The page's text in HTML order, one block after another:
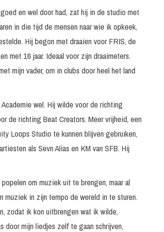
en wel door had, zat hij in de studio met
in die tijd de mensen naar wie ik opkeek,
Hij begon met draaien voor FRIS, de
met 16 jaar. Ideaal voor zijn draaimeters.
mijn vader, om in clubs door heel het land
wel. Hij wilde voor de richting
de richting Beat Creators. Meer vrijheid, een
Loops Studio te kunnen blijven gebruiken,
als Sevn Alias en KM van SFB. Hij
om muziek uit te brengen, maar al
muziek in zijn tempo de wereld in te sturen.
zodat ik kon uitbrengen wat ik wilde,
door mijn liedjes zelf te gaan schrijven,